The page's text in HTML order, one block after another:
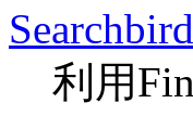
Searchbird
利用